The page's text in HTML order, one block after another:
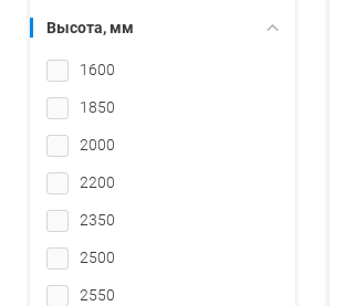
Высота, мм
1600
1850
2000
2200
2350
2500
2550